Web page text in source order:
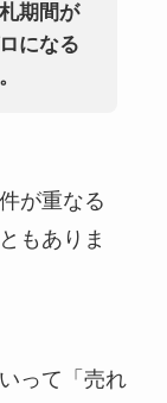
期間が
になる
が重なる
もありま
って「売れ